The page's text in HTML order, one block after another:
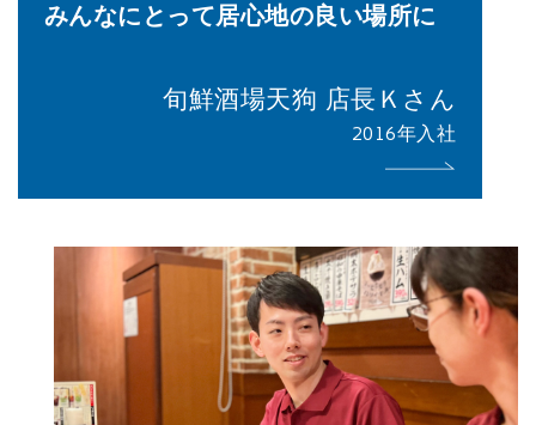
みんなにとって居心地の良い場所に
旬鮮酒場天狗 店長Ｋさん
2016年入社